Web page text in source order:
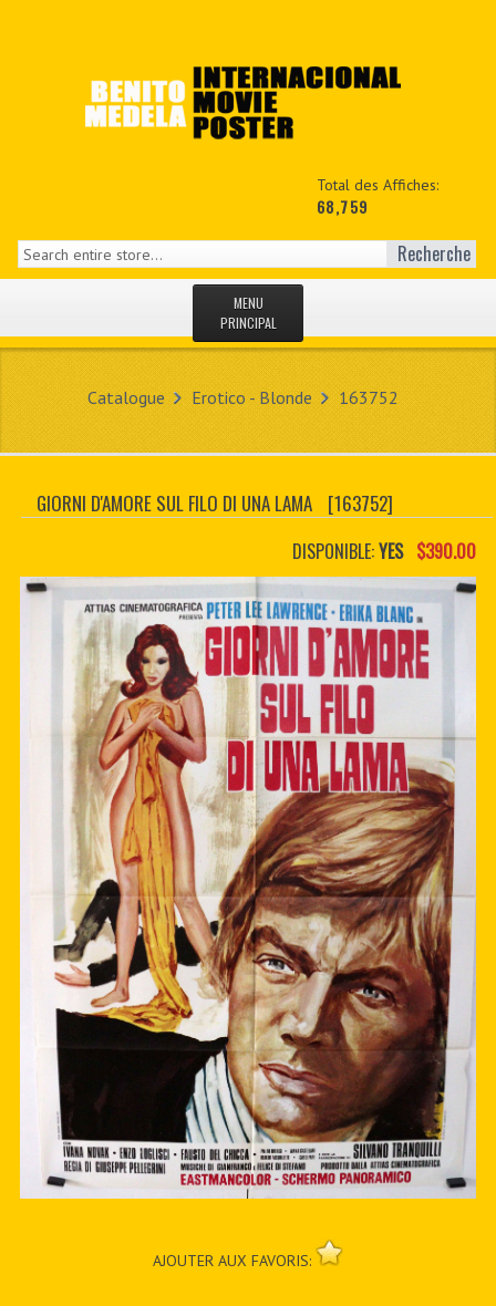
Total des Affiches:
68,759
Recherche
MENU
PRINCIPAL
MON COPTE
CONTACTER
CUSTOM PDF
Catalogue Erotico - Blonde 163752
GIORNI D'AMORE SUL FILO DI UNA LAMA [163752]
DISPONIBLE:YES $390.00
AJOUTER AUX FAVORIS: